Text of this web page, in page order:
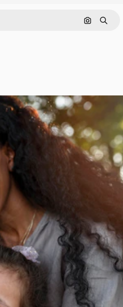
Nach Bild